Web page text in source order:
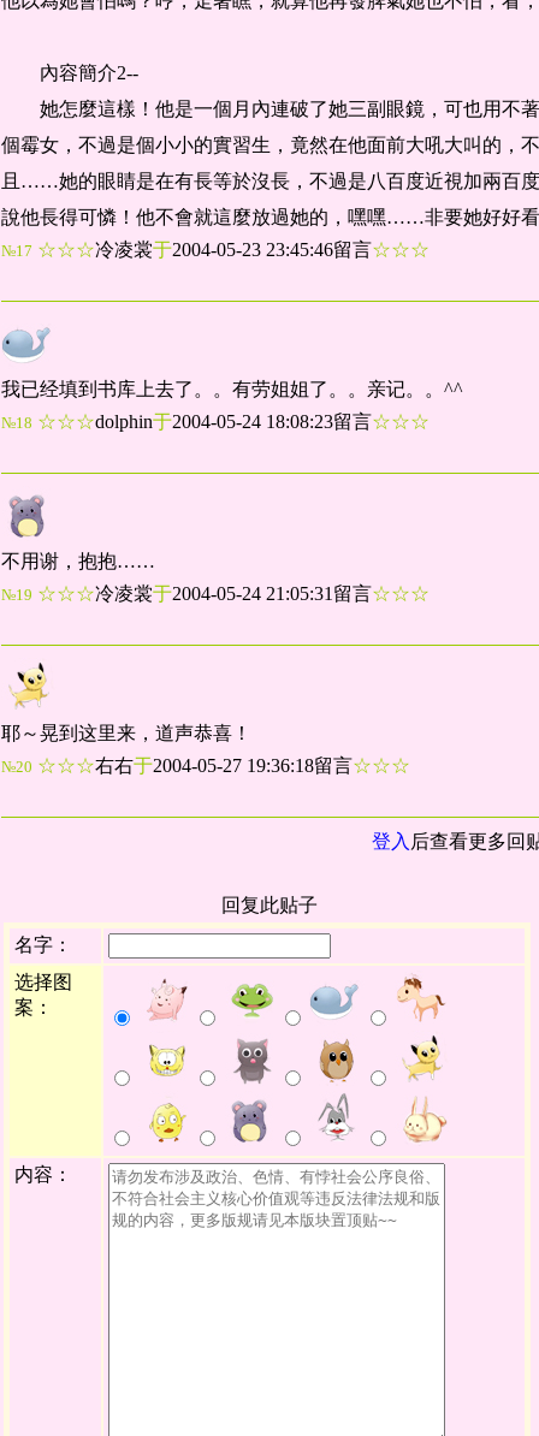
內容簡介2--
她怎麼這樣！他是一個月內連破了她三副眼鏡，可也用不
個霉女，不過是個小小的實習生，竟然在他面前大吼大叫的，
且……她的眼睛是在有長等於沒長，不過是八百度近視加兩百
說他長得可憐！他不會就這麼放過她的，嘿嘿……非要她好好
№17 ☆☆☆冷凌裳于2004-05-23 23:45:46留言☆☆☆
我已经填到书库上去了。。有劳姐姐了。。亲记。。^^
№18 ☆☆☆dolphin于2004-05-24 18:08:23留言☆☆☆
不用谢，抱抱……
№19 ☆☆☆冷凌裳于2004-05-24 21:05:31留言☆☆☆
耶～晃到这里来，道声恭喜！
№20 ☆☆☆右右于2004-05-27 19:36:18留言☆☆☆
登入 后查看更多回
回复此贴子
名字：
选择图
案：
内容：